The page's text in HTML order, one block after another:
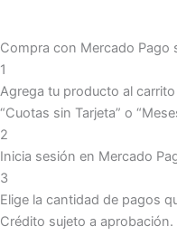
Compra con Mercado Pago
1
Agrega tu producto al
“Cuotas sin Tarjeta” o
2
Inicia sesión en Mercado
3
Elige la cantidad de pagos
Crédito sujeto a aprobación.